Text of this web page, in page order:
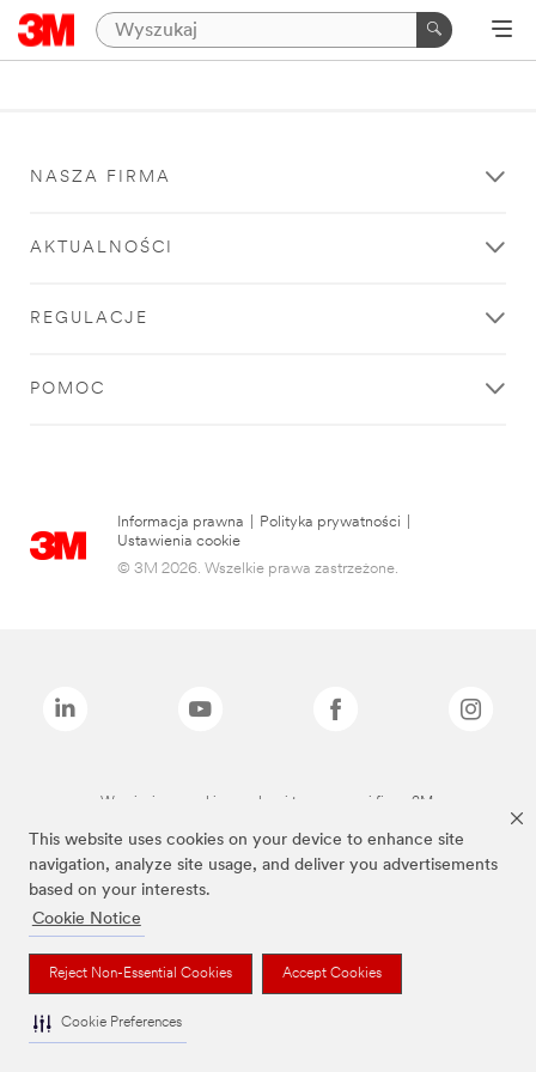
This website uses cookies on your device to enhance site
navigation, analyze site usage, and deliver you advertisements
based on your interests.
Cookie Notice
Reject Non-Essential Cookies Accept Cookies
Cookie Preferences
NASZA FIRMA
AKTUALNOŚCI
REGULACJE
POMOC
Informacja prawna Polityka prywatności
Ustawienia cookie
© 3M 2026. Wszelkie prawa zastrzeżone.
Wymienione marki są znakami towarowymi firmy 3M.